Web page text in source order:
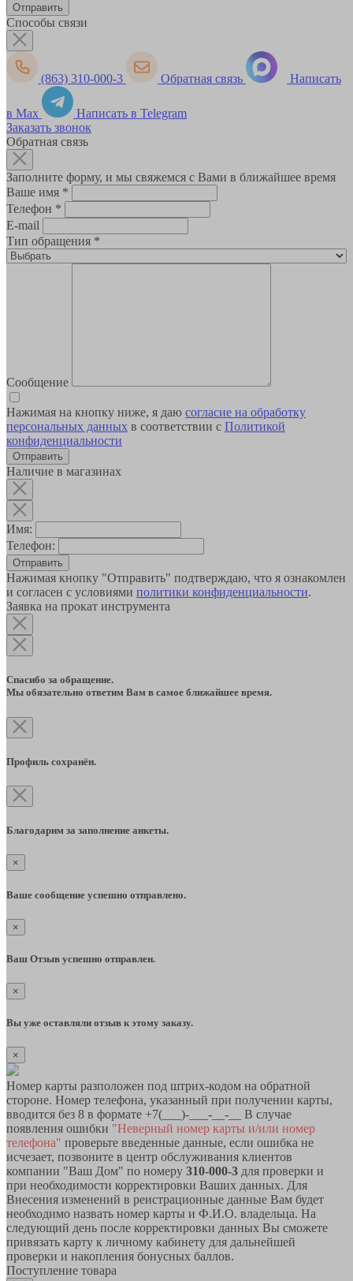
Способы связи
(863) 310-000-3 Обратная связь Написать
в Max
Написать в Telegram
Заказать звонок
Обратная связь
Заполните форму, и мы свяжемся с Вами в ближайшее время
Ваше имя *
Телефон *
E-mail
Тип обращения *
Сообщение
Нажимая на кнопку ниже, я даю согласие на обработку
персональных данных в соответствии с Политикой
конфиденциальности
Наличие в магазинах
Имя:
Телефон:
Отправить
Нажимая кнопку "Отправить" подтверждаю, что я ознакомлен
и согласен с условиями политики конфиденциальности.
Заявка на прокат инструмента
Спасибо за обращение.
Мы обязательно ответим Вам в самое ближайшее время.
Профиль сохранён.
Благодарим за заполнение анкеты.
×
Ваше сообщение успешно отправлено.
×
Ваш Отзыв успешно отправлен.
×
Вы уже оставляли отзыв к этому заказу.
×
Номер карты разположен под штрих-кодом на обратной
стороне. Номер телефона, указанный при получении карты,
вводится без 8 в формате +7(___)-___-__-__ В случае
появления ошибки "Неверный номер карты и/или номер
телефона" проверьте введенные данные, если ошибка не
исчезает, позвоните в центр обслуживания клиентов
компании "Ваш Дом" по номеру 310-000-3 для проверки и
при необходимости корректировки Ваших данных. Для
Внесения изменений в реистрационные данные Вам будет
необходимо назвать номер карты и Ф.И.О. владельца. На
следующий день после корректировки данных Вы сможете
привязать карту к личному кабинету для дальнейшей
проверки и накопления бонусных баллов.
Поступление товара